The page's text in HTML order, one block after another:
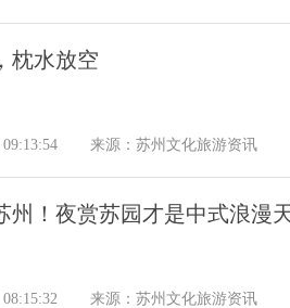
枕水放空
来源：苏州文化旅游资讯
州！夜赏苏园才是中式浪漫
来源：苏州文化旅游资讯